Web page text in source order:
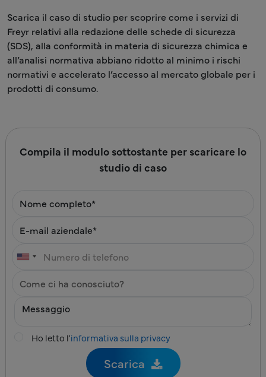
Scarica il caso di studio per scoprire come i servizi di
Freyr relativi alla redazione delle schede di sicurezza
(SDS), alla conformità in materia di sicurezza chimica e
all’analisi normativa abbiano ridotto al minimo i rischi
normativi e accelerato l’accesso al mercato globale per i
prodotti di consumo.
Compila il modulo sottostante per scaricare lo
studio di caso
Ho letto l'informativa sulla privacy